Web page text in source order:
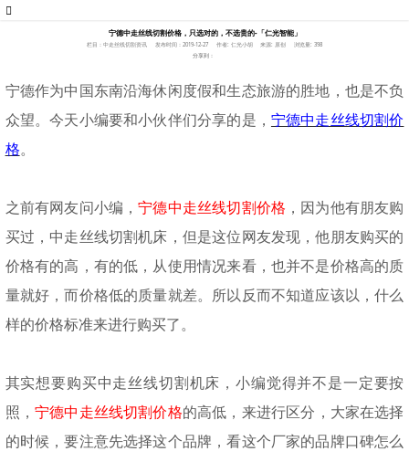
宁德中走丝线切割价格，只选对的，不选贵的-「仁光智能」
栏目：中走丝线切割资讯 发布时间：2019-12-27 作者: 仁光小胡 来源: 原创
浏览量: 398
分享到：
宁德作为中国东南沿海休闲度假和生态旅游的胜地，也是不负
众望。今天小编要和小伙伴们分享的是， 宁德中走丝线切割价
格。
之前有网友问小编，宁德中走丝线切割价格 ，因为他有朋友购
买过 ， 中走丝线切割机床，但是这位网友发现，他朋友购买的
价格有的高，有的低，从使用情况来看，也并不是价格高的质
量就好，而价格低的质量就差。所以反而不知道应该以 ，什么
样的价格标准来进行购买了。
其实想要购买中走丝线切割机床，小编觉得并不是一定要按
照 ， 宁德中走丝线切割价格的高低 ，来进行区分，大家在选择
的时候，要注意先选择这个品牌，看这个厂家的品牌口碑怎么